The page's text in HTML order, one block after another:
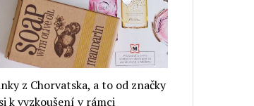
z Chorvatska, a to od značky
k vyzkoušení v rámci